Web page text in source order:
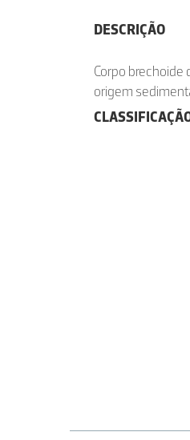
DESCRIÇÃO
Corpo brechoide
origem